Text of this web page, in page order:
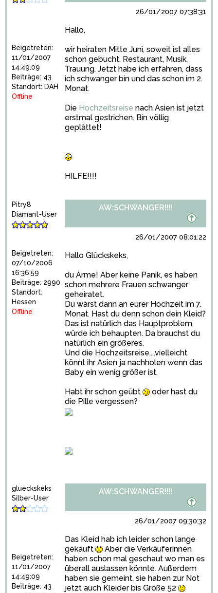
Beigetreten:
11/01/2007
14:49:09
Beiträge: 43
Standort: DAH
Offline
26/01/2007 07:38:31
Hallo,
wir heiraten Mitte Juni, soweit ist alles
schon gebucht, Restaurant, Musik,
Trauung. Jetzt habe ich erfahren, dass
ich schwanger bin und das schon im 2.
Monat.
Die Hochzeitsreise nach Asien ist jetzt
erstmal gestrichen. Bin völlig
geplättet!
HILFE!!!!
Pitry8
Diamant-User
Beigetreten:
07/10/2006
16:36:59
Beiträge: 2990
Standort:
Hessen
Offline
AW:SCHWANGER!!!!
26/01/2007 08:01:22
Hallo Glückskeks,
du Arme! Aber keine Panik, es haben
schon mehrere Frauen schwanger
geheiratet.
Du wärst dann an eurer Hochzeit im 7.
Monat. Hast du denn schon dein Kleid?
Das ist natürlich das Hauptproblem,
würde ich behaupten. Da brauchst du
natürlich ein größeres.
Und die Hochzeitsreise....vielleicht
könnt ihr Asien ja nachholen wenn das
Baby ein wenig größer ist.
Habt ihr schon geübt
oder hast du
die Pille vergessen?
glueckskeks
Silber-User
Beigetreten:
11/01/2007
14:49:09
Beiträge: 43
AW:SCHWANGER!!!!
26/01/2007 09:30:32
Das Kleid hab ich leider schon lange
gekauft
Aber die Verkäuferinnen
haben schon mal geschaut wo man es
überall auslassen könnte. Außerdem
haben sie gemeint, sie haben zur Not
jetzt auch Kleider bis Größe 52